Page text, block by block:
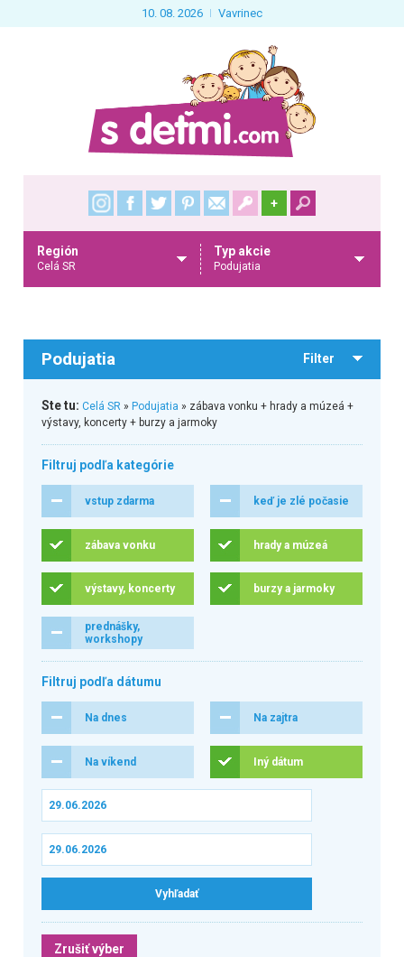
10. 08. 2026 Vavrinec
+
Región
Celá SR
Typ akcie
Podujatia
Podujatia Filter
Ste tu: Celá SR» Podujatia » zábava vonku + hrady a múzeá +
výstavy, koncerty + burzy a jarmoky
Filtruj podľa kategórie
vstup zdarma keď je zlé počasie
zábava vonku hrady a múzeá
výstavy, koncerty burzy a jarmoky
prednášky,
workshopy
Filtruj podľa dátumu
Na dnes Na zajtra
Na víkend Iný dátum
Zrušiť výber